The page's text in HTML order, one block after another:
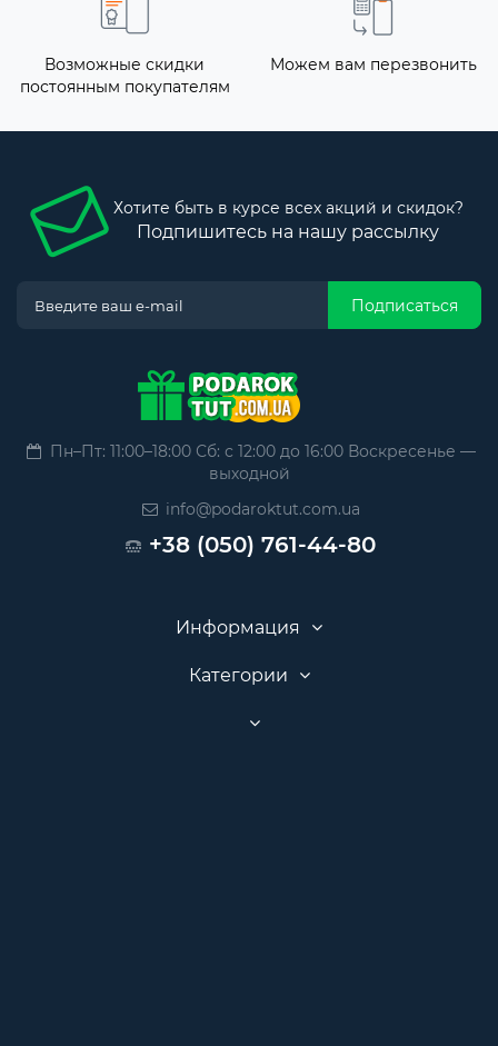
Возможные скидки
постоянным покупателям
Можем вам перезвонить
Хотите быть в курсе всех акций и скидок?
Подпишитесь на нашу рассылку
Подписаться
Пн–Пт: 11:00–18:00 Сб: с 12:00 до 16:00 Воскресенье —
выходной
info@podaroktut.com.ua
+38 (050) 761-44-80
Информация
Категории